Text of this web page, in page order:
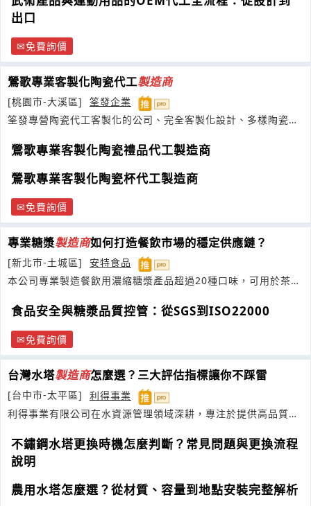
出口
免費詢價
鶯歌專業客製化陶瓷代工製造商
[桃園市-大溪區]
筌發企業
筌發專營陶瓷代工客製化的公司、完全客製化設計、多樣陶瓷材
鶯歌專業客製化陶瓷禮品代工製造商
鶯歌專業客製化陶瓷杯代工製造商
免費詢價
專業糖漿製造商如何打造餐飲市場的穩定供應鏈？
[新北市-土城區]
安特食品
本公司專業製造餐飲用濃縮糖漿產品超過20種口味，可用於茶
食品安全與糖漿品質控管：從SGS到ISO22000
免費詢價
台灣水塔製造商怎麼選？三大評估指標讓你不踩雷
[台中市-太平區]
利得事業
利得事業有限公司在水資源管理領域深耕，專注於提供高品質、
不鏽鋼水塔更換時機怎麼判斷？常見問題與更換流程
說明
農用水塔怎麼選？從材質、容量到地點安裝完整解析